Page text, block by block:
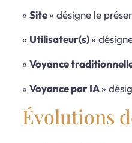
« Site» désigne le
« Utilisateur(s)»
« Voyance
« Voyance par IA»
Évolutions